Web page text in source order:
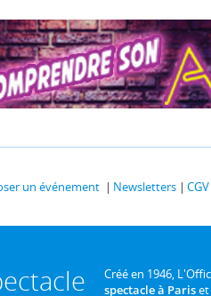
un événement Newsletters CGV
Créé en 1946,
spectacle à Pariset